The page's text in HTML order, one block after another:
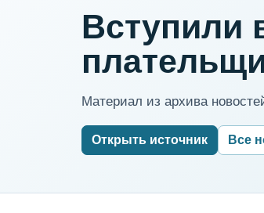
Вступили
Материал из архива
Открыть источник Все